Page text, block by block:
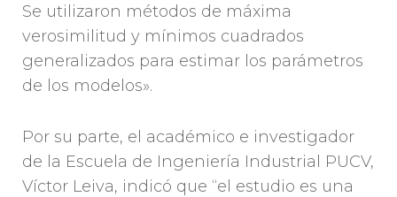
Se utilizaron métodos de máxima
verosimilitud y mínimos cuadrados
generalizados para estimar los parámetros
de los modelos».
Por su parte, el académico e investigador
de la Escuela de Ingeniería Industrial PUCV,
Víctor Leiva, indicó que “el estudio es una